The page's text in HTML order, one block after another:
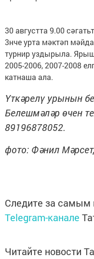
30 августта 9.00
3нче урта мәктәп
турнир уздырыла.
2005-2006, 2007-2008
катнаша ала.
Үткәрелү урынын
Белешмәләр өчен
89196878052.
фото: Фәнил
Следите за
Telegram-канале
Читайте новости